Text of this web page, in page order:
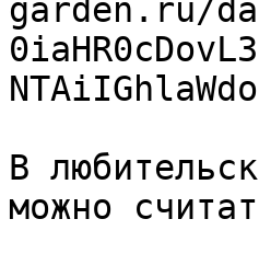
garden.ru/
В
можно